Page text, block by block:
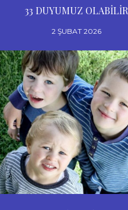
33 DUYUMUZ OLABİLİR
2 ŞUBAT 2026